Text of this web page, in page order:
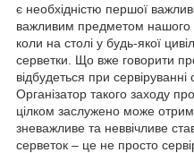
є необхідністю першої
важливим предметом нашого
коли на столі у будь-якої
серветки. Що вже говорити
відбудеться при сервіруванні
Організатор такого заходу
цілком заслужено може
зневажливе та неввічливе
серветок – це не просто